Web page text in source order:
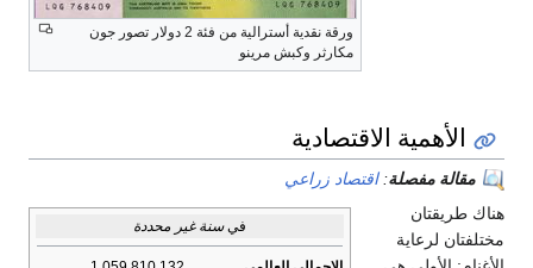
ورقة نقدية أسترالية من فئة 2 دولار تصور جون
مكارثر وكبش مرينو
الأهمية الاقتصادية
مقالة مفصلة:اقتصاد زراعي
فيسنة غير محددة
هناك طريقتان
مختلفتان لرعاية